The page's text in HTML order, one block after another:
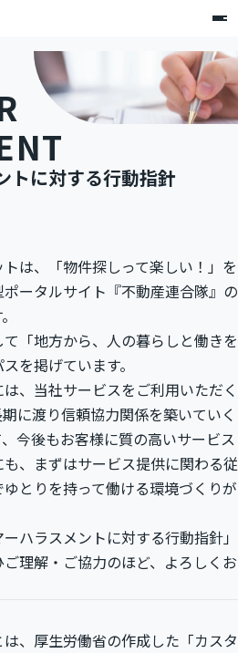
トに対する行動指針
は、「物件探しって楽しい！」を
ータルサイト『不動産連合隊』の
「地方から、人の暮らしと働きを
を掲げています。
、当社サービスをご利用いただく
に渡り信頼協力関係を築いていく
今後もお客様に質の高いサービス
、まずはサービス提供に関わる従
とりを持って働ける環境づくりが
ハラスメントに対する行動指針」
理解・ご協力のほど、よろしくお
、厚生労働省の作成した「カスタ